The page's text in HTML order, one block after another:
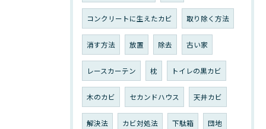
コンクリートに生えたカビ 取り除く方法
消す方法 放置 除去 古い家
レースカーテン 枕 トイレの黒カビ
木のカビ セカンドハウス 天井カビ
解決法 カビ対処法 下駄箱 団地